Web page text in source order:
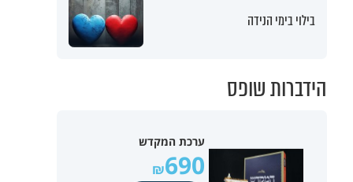
בילוי בימי הנידה
הידברות שופס
ערכת המקדש
690